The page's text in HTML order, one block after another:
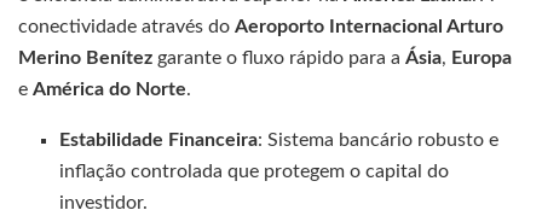
conectividade através do Aeroporto Internacional Arturo
Merino Benítez garante o fluxo rápido para a Ásia, Europa
e América do Norte.
Estabilidade Financeira: Sistema bancário robusto e
inflação controlada que protegem o capital do
investidor.